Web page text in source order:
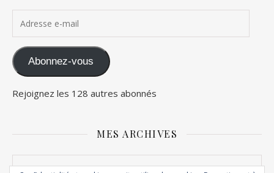
Abonnez-vous
Rejoignez les 128 autres abonnés
MES ARCHIVES